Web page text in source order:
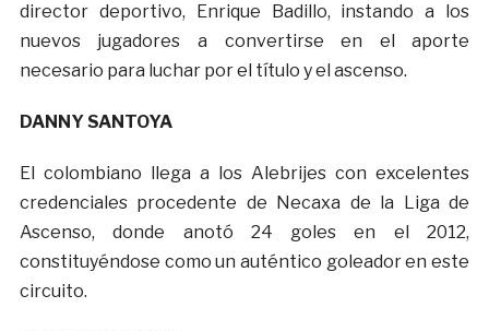
director deportivo, Enrique Badillo, instando a los
nuevos jugadores a convertirse en el aporte
necesario para luchar por el título y el ascenso.
DANNY SANTOYA
El colombiano llega a los Alebrijes con excelentes
credenciales procedente de Necaxa de la Liga de
Ascenso, donde anotó 24 goles en el 2012,
constituyéndose como un auténtico goleador en este
circuito.